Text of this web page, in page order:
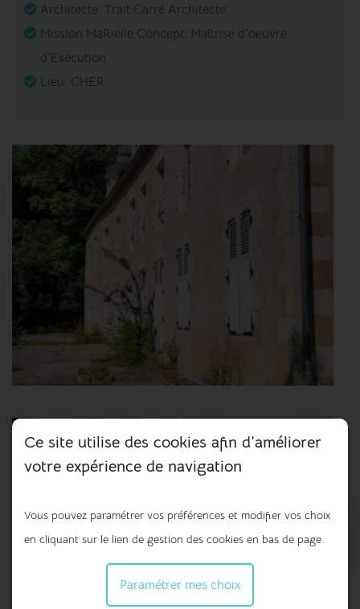
Architecte: Trait Carré Architecte
Mission MaRielle Concept: Maîtrise d'oeuvre
d'Exécution
Lieu: CHER
Ce site utilise des cookies afin d’améliorer
votre expérience de navigation
Vous pouvez paramétrer vos préférences et modifier vos choix
en cliquant sur le lien de gestion des cookies en bas de page.
Paramétrer mes choix